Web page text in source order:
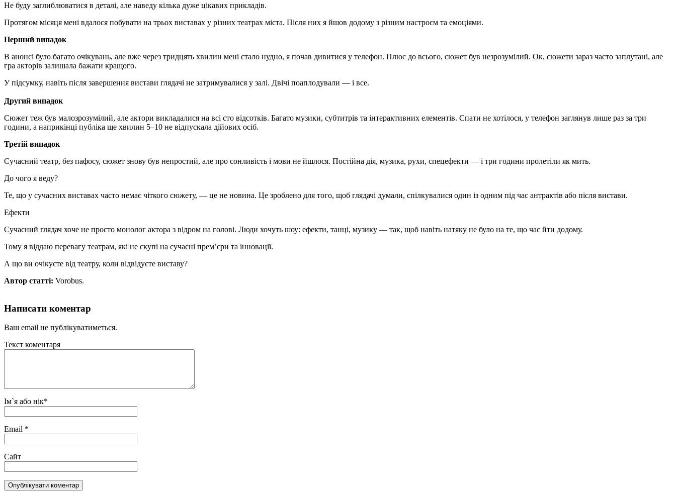
Не буду заглиблюватися в деталі, але наведу кілька дуже цікавих прикладів.
Протягом місяця мені вдалося побувати на трьох виставах у різних театрах міста. Після них я йшов додому з різним настроєм та емоціями.
Перший випадок
В анонсі було багато очікувань, але вже через тридцять хвилин мені стало нудно, я почав дивитися у телефон. Плюс до всього, сюжет був незрозумілий. Ок, сюжети зараз часто заплутані, але
гра акторів залишала бажати кращого.
У підсумку, навіть після завершення вистави глядачі не затримувалися у залі. Двічі поаплодували — і все.
Другий випадок
Сюжет теж був малозрозумілий, але актори викладалися на всі сто відсотків. Багато музики, субтитрів та інтерактивних елементів. Спати не хотілося, у телефон заглянув лише раз за три
години, а наприкінці публіка ще хвилин 5–10 не відпускала дійових осіб.
Третій випадок
Сучасний театр, без пафосу, сюжет знову був непростий, але про сонливість і мови не йшлося. Постійна дія, музика, рухи, спецефекти — і три години пролетіли як мить.
До чого я веду?
Те, що у сучасних виставах часто немає чіткого сюжету, — це не новина. Це зроблено для того, щоб глядачі думали, спілкувалися один із одним під час антрактів або після вистави.
Ефекти
Сучасний глядач хоче не просто монолог актора з відром на голові. Люди хочуть шоу: ефекти, танці, музику — так, щоб навіть натяку не було на те, що час йти додому.
Тому я віддаю перевагу театрам, які не скупі на сучасні прем’єри та інновації.
А що ви очікуєте від театру, коли відвідуєте виставу?
Автор статті: Vorobus.
Написати коментар
Ваш email не публікуватиметься.
Текст коментаря
Ім`я або нік*
Email *
Сайт